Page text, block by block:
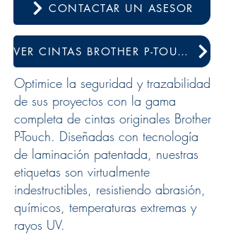
CONTACTAR UN ASESOR
VER CINTAS BROTHER P-TOUCH
Optimice la seguridad y trazabilidad
de sus proyectos con la gama
completa de cintas originales Brother
P-Touch. Diseñadas con tecnología
de laminación patentada, nuestras
etiquetas son virtualmente
indestructibles, resistiendo abrasión,
químicos, temperaturas extremas y
rayos UV.